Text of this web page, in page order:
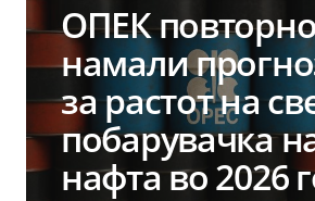
ОПЕК повторно
намали
за растот на
побарувачка
нафта во 2026